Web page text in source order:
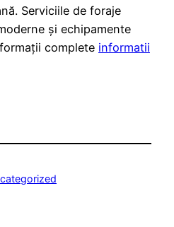
Serviciile de foraje
și echipamente
complete informatii